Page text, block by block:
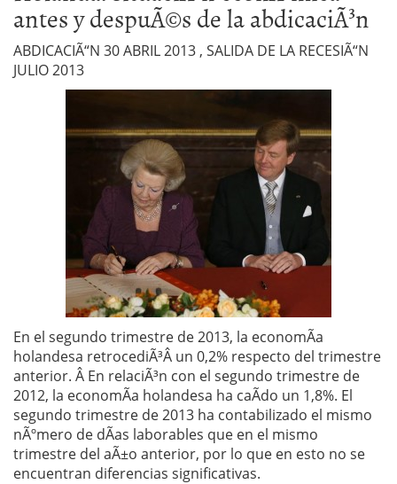
antes y despuÃ©s de la abdicaciÃ³n
ABDICACIÃ“N 30 ABRIL 2013 , SALIDA DE LA RECESIÃ“N
JULIO 2013
En el segundo trimestre de 2013, la economÃ­a
holandesa retrocediÃ³Â un 0,2% respecto del trimestre
anterior. Â En relaciÃ³n con el segundo trimestre de
2012, la economÃ­a holandesa ha caÃ­do un 1,8%. El
segundo trimestre de 2013 ha contabilizado el mismo
nÃºmero de dÃ­as laborables que en el mismo
trimestre del aÃ±o anterior, por lo que en esto no se
encuentran diferencias significativas.